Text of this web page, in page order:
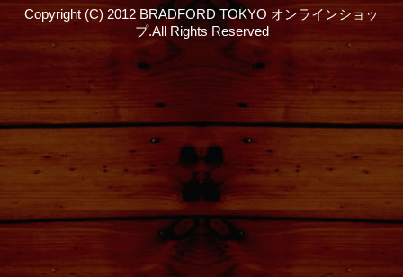
Copyright (C) 2012 BRADFORD TOKYO オンラインショッ
プ.All Rights Reserved